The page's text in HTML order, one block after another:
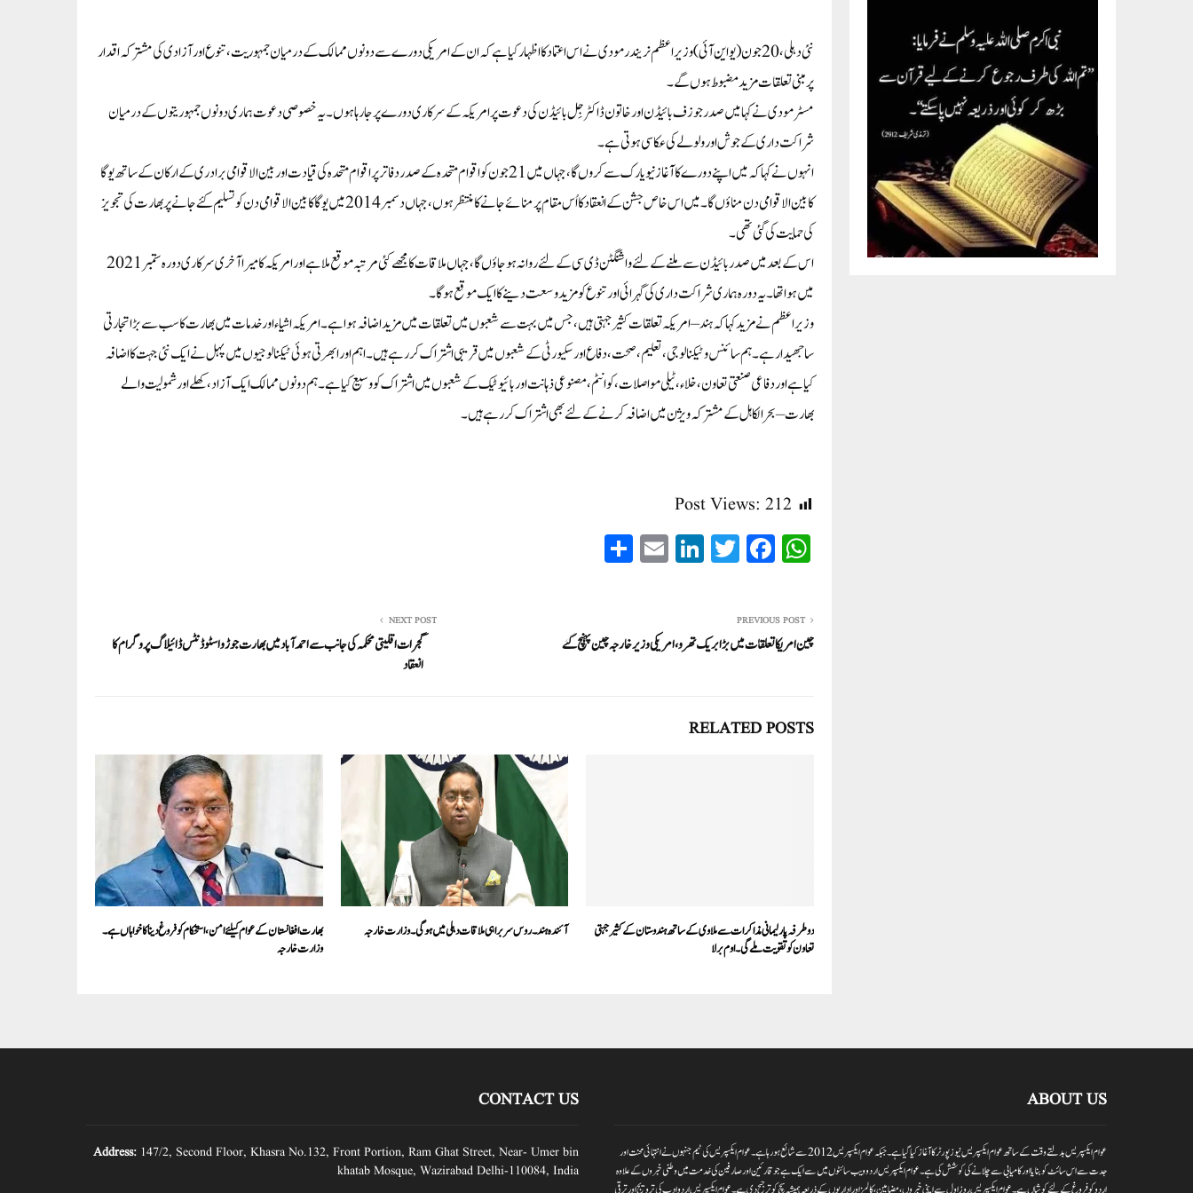
نئی دہلی، 20 جون (یو این آئی) وزیر اعظم نریندر مودی نے اس اعتماد کا اظہار کیا ہے کہ ان کے امریکی دورے سے دونوں ممالک کے درمیان جمہوریت، تنوع اور آزادی کی مشترکہ اقدار
پر مبنی تعلقات مزید مضبوط ہوں گے۔
مسٹر مودی نے کہا میں صدر جوزف بائیڈن اور خاتون ڈاکٹر جِل بائیڈن کی دعوت پر امریکہ کے سرکاری دورے پر جار ہا ہوں۔ یہ خصوصی دعوت ہماری دونوں جمہوریتوں کے درمیان
شراکت داری کے جوش اور ولولے کی عکاسی ہوتی ہے۔
انہوں نے کہا کہ میں اپنے دورے کا آغاز نیو یارک سے کروں گا ، جہاں میں 21 جون کو اقوام متحدہ کے صدر دفاتر پر اقوام متحدہ کی قیادت اور بین الاقوامی برادری کے ارکان کے ساتھ یوگا
کا بین الاقوامی دن مناؤں گا۔ میں اس خاص جشن کے انعقاد کا اُس مقام پر منائے جانے کا منتظر ہوں، جہاں دسمبر 2014 میں یوگا کا بین الاقوامی دن کو تسلیم کئے جانے پر بھارت کی تجویز
کی حمایت کی گئی تھی۔
اس کے بعد میں صدر بائیڈن سے ملنے کے لئے واشنگٹن ڈی سی کے لئے روانہ ہو جاؤں گا، جہاں ملاقات کا مجھے کئی مرتبہ موقع ملا ہے اور امریکہ کا میرا آخری سرکاری دورہ ستمبر 2021
میں ہوا تھا۔ یہ دورہ ہماری شراکت داری کی گہرائی اور تنوع کو مزید وسعت دینے کا ایک موقع ہوگا۔
وزیراعظم نے مزید کہا کہ ہند – امریکہ تعلقات کثیر جہتی ہیں، جس میں بہت سے شعبوں میں تعلقات میں مزید اضافہ ہوا ہے۔ امریکہ اشیاء اور خدمات میں بھارت کا سب سے بڑا تجارتی
ساجھیدار ہے۔ ہم سائنس و ٹیکنالوجی ، تعلیم ، صحت ، دفاع اور سکیورٹی کے شعبوں میں قریبی اشتراک کررہے ہیں۔ اہم اور ابھرتی ہوئی ٹیکنالوجیوں میں پہل نے ایک نئی جہت کا اضافہ
کیا ہے اور دفاعی صنعتی تعاون ، خلاء، ٹیلی مواصلات، کوانٹم ، مصنوعی ذہانت اور بائیو ٹیک کے شعبوں میں اشتراک کو وسیع کیا ہے۔ ہم دونوں ممالک ایک آزاد ، کھلے اور شمولیت والے
بھارت – بحر الکاہل کے مشترکہ ویژن میں اضافہ کرنے کے لئے بھی اشتراک کر رہے ہیں۔
Post Views: 212
W
A
pp
Fa
ok
T
r
Li
In
E
PREVIOUS POST
چین امریکا تعلقات میں بڑا بریک تھرو، امریکی وزیر خارجہ چین پہنچ گئے
NEXT POST
گجرات اقلیتی محکمہ کی جانب سے احمدآباد میں بھارت جوڑو اسٹوڈنٹس ڈائیلاگ پروگرام کا
انعقاد
RELATED POSTS
دو طرفہ پارلیمانی مذاکرات سے ملاوی کے ساتھ ہندوستان کے کثیر جہتی
تعاون کو تقویت ملے گی ۔ اوم برلا
آئندہ ہند۔روس سربراہی ملاقات دہلی میں ہوگی۔ وزارت خارجہ
بھارت افغانستان کے عوام کیلئے امن، استحکام کو فروغ دینا کا خواہاں ہے۔
وزارت خارجہ
ABOUT US
عوام ایکسپریس بدلتے وقت کے ساتھ عوام ایکسپریس نیوز پورٹر کا آغاز کیا گیا ہے۔جبکہ عوام ایکسپریس 2012سے شائع ہورہا ہے۔ عوام ایکسپریس کی ٹیم جنہوں نے انتہائی محنت اور
جدت سے اس سائٹ کو بنایا اور کامیابی سے چلانے کی کوشش کی ہے۔عوام ایکسپریس اردو ویب سائٹوں میں سے ایک ہے جو قارئین اور صارفین کی خدمت میں وطنی خبروں کے علاوہ
CONTACT US
Address: 147/2, Second Floor, Khasra No.132, Front Portion, Ram Ghat Street, Near- Umer bin
khatab Mosque, Wazirabad Delhi-110084, India